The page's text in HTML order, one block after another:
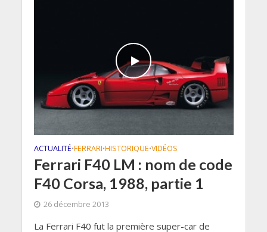
ACTUALITÉ•FERRARI•HISTORIQUE•VIDÉOS
Ferrari F40 LM : nom de code
F40 Corsa, 1988, partie 1
26 décembre 2013
La Ferrari F40 fut la première super-car de